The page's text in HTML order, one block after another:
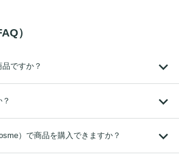
）
ですか？
）で商品を購入できますか？